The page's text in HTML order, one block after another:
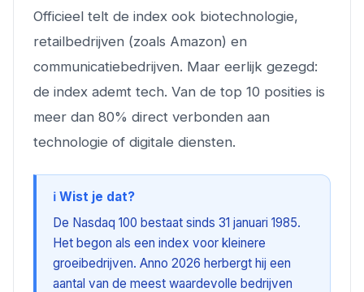
Officieel telt de index ook biotechnologie,
retailbedrijven (zoals Amazon) en
communicatiebedrijven. Maar eerlijk gezegd:
de index ademt tech. Van de top 10 posities is
meer dan 80% direct verbonden aan
technologie of digitale diensten.
ℹ️ Wist je dat?
De Nasdaq 100 bestaat sinds 31 januari 1985.
Het begon als een index voor kleinere
groeibedrijven. Anno 2026 herbergt hij een
aantal van de meest waardevolle bedrijven